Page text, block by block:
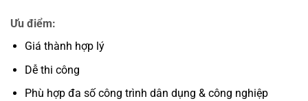
Ưu điểm:
Giá thành hợp lý
Dễ thi công
Phù hợp đa số công trình dân dụng & công nghiệp